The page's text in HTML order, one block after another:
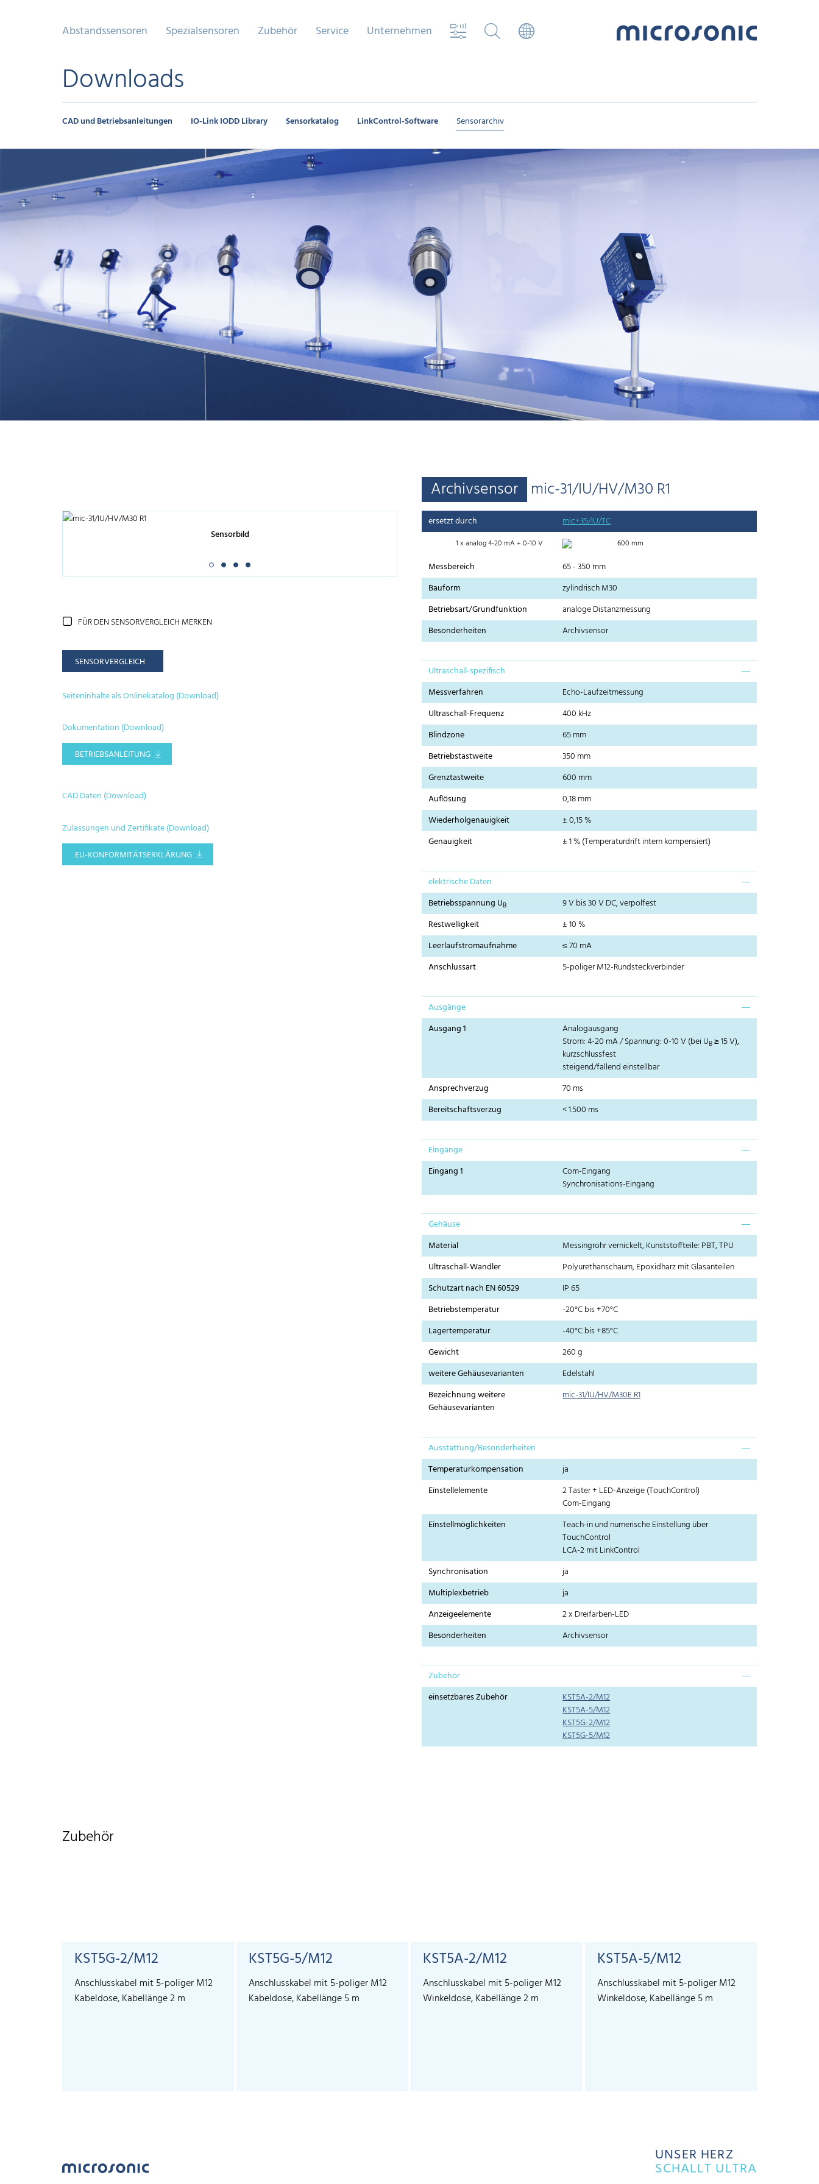
Abstandssensoren Spezialsensoren Zubehör Service Unternehmen
Downloads
CAD und Betriebsanleitungen IO-Link IODD Library Sensorkatalog LinkControl-Software Sensorarchiv
Archivsensor mic-31/IU/HV/M30 R1
Sensorbild
FÜR DEN SENSORVERGLEICH MERKEN
SENSORVERGLEICH
Seiteninhalte als Onlinekatalog (Download)
Dokumentation (Download)
BETRIEBSANLEITUNG
CAD Daten (Download)
Zulassungen und Zertifikate (Download)
EU-KONFORMITÄTSERKLÄRUNG
ersetzt durch mic+35/IU/TC
1 x analog 4-20 mA + 0-10 V 600 mm
Messbereich
65 - 350 mm
Bauform
zylindrisch M30
Betriebsart/Grundfunktion
analoge Distanzmessung
Besonderheiten
Archivsensor
Ultraschall-spezifisch
Messverfahren
Echo-Laufzeitmessung
Ultraschall-Frequenz
400 kHz
Blindzone
65 mm
Betriebstastweite
350 mm
Grenztastweite
600 mm
Auflösung
0,18 mm
Wiederholgenauigkeit
± 0,15 %
Genauigkeit
± 1 % (Temperaturdrift intern kompensiert)
elektrische Daten
Betriebsspannung UB
9 V bis 30 V DC, verpolfest
Restwelligkeit
± 10 %
Leerlaufstromaufnahme
≤ 70 mA
Anschlussart
5-poliger M12-Rundsteckverbinder
Ausgänge
Ausgang 1
Analogausgang
Strom: 4-20 mA / Spannung: 0-10 V (bei UB≥ 15 V),
kurzschlussfest
steigend/fallend einstellbar
Ansprechverzug
70 ms
Bereitschaftsverzug
< 1.500 ms
Eingänge
Eingang 1
Com-Eingang
Synchronisations-Eingang
Gehäuse
Material
Messingrohr vernickelt, Kunststoffteile: PBT, TPU
Ultraschall-Wandler
Polyurethanschaum, Epoxidharz mit Glasanteilen
Schutzart nach EN 60529
IP 65
Betriebstemperatur
-20°C bis +70°C
Lagertemperatur
-40°C bis +85°C
Gewicht
260 g
weitere Gehäusevarianten
Edelstahl
Bezeichnung weitere
Gehäusevarianten
mic-31/IU/HV/M30E R1
Ausstattung/Besonderheiten
Temperaturkompensation
ja
Einstellelemente
2 Taster + LED-Anzeige (TouchControl)
Com-Eingang
Einstellmöglichkeiten
Teach-in und numerische Einstellung über
TouchControl
LCA-2 mit LinkControl
Synchronisation
ja
Multiplexbetrieb
ja
Anzeigeelemente
2 x Dreifarben-LED
Besonderheiten
Archivsensor
Zubehör
einsetzbares Zubehör
KST5A-2/M12
KST5A-5/M12
KST5G-2/M12
KST5G-5/M12
Zubehör
KST5G-2/M12
Anschlusskabel mit 5-poliger M12
Kabeldose, Kabellänge 2 m
KST5G-5/M12
Anschlusskabel mit 5-poliger M12
Kabeldose, Kabellänge 5 m
KST5A-2/M12
Anschlusskabel mit 5-poliger M12
Winkeldose, Kabellänge 2 m
KST5A-5/M12
Anschlusskabel mit 5-poliger M12
Winkeldose, Kabellänge 5 m
UNSER HERZ
SCHALLT ULTRA